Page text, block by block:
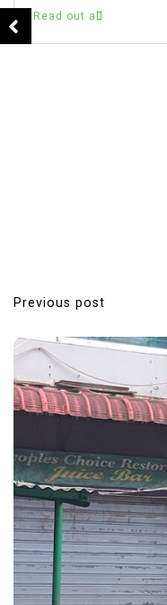
Read out all
P
o
t
a
v
i
g
a
t
Previous post